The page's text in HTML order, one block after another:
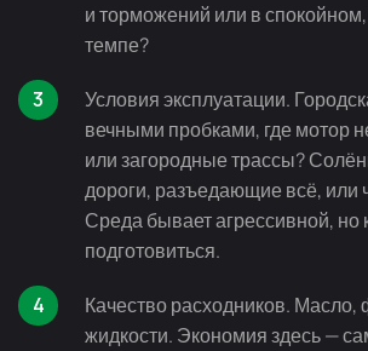
и торможений или в
темпе?
Условия эксплуатации.
вечными пробками, где мотор
или загородные трассы?
дороги, разъедающие всё, или
Среда бывает агрессивной, но
подготовиться.
Качество расходников. Масло,
жидкости. Экономия здесь —